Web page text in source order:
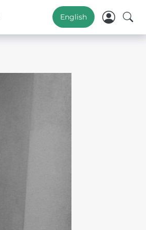
English